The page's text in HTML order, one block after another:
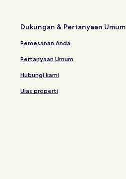
Dukungan & Pertanyaan Umum
Pemesanan Anda
Pertanyaan Umum
Hubungi kami
Ulas properti